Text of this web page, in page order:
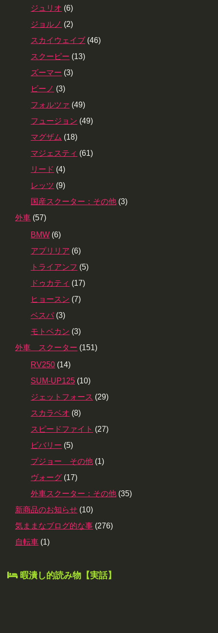
ジュリオ (6)
ジョルノ (2)
スカイウェイブ (46)
スクーピー (13)
ズーマー (3)
ビーノ (3)
フォルツァ (49)
フュージョン (49)
マグザム (18)
マジェスティ (61)
リード (4)
レッツ (9)
国産スクーター：その他 (3)
外車 (57)
BMW (6)
アプリリア (6)
トライアンフ (5)
ドゥカティ (17)
ヒョースン (7)
ベスパ (3)
モトベカン (3)
外車 スクーター (151)
RV250 (14)
SUM-UP125 (10)
ジェットフォース (29)
スカラベオ (8)
スピードファイト (27)
ビバリー (5)
プジョー その他 (1)
ヴォーグ (17)
外車スクーター：その他 (35)
新商品のお知らせ (10)
気ままなブログ的な事 (276)
自転車 (1)
暇潰し的読み物【実話】